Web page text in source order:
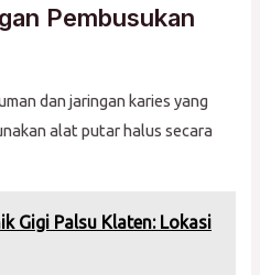
Pembusukan
dan jaringan karies yang
alat putar halus secara
Gigi Palsu Klaten: Lokasi